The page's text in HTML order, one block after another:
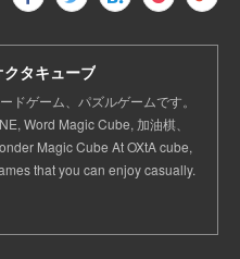
タキューブ
ドゲーム、パズルゲームです。
Word Magic Cube, 加油棋、
Magic Cube At OXtA cube,
that you can enjoy casually.